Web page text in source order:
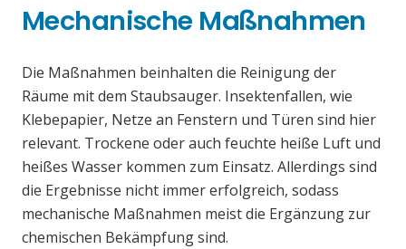
Mechanische Maßnahmen
Die Maßnahmen beinhalten die Reinigung der
Räume mit dem Staubsauger. Insektenfallen, wie
Klebepapier, Netze an Fenstern und Türen sind hier
relevant. Trockene oder auch feuchte heiße Luft und
heißes Wasser kommen zum Einsatz. Allerdings sind
die Ergebnisse nicht immer erfolgreich, sodass
mechanische Maßnahmen meist die Ergänzung zur
chemischen Bekämpfung sind.